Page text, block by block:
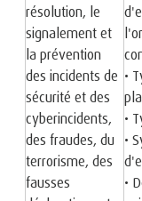
résolution, le
signalement et
la prévention
des incidents de
sécurité et des
cyberincidents,
des fraudes, du
terrorisme, des
fausses
•
•
•
•